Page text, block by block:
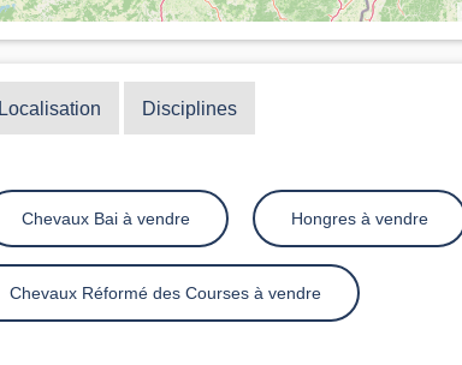
Localisation Disciplines
Chevaux Bai à vendre Hongres à vendre
Chevaux Réformé des Courses à vendre